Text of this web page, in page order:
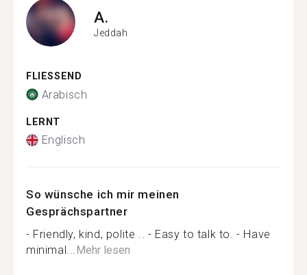
A.
Jeddah
FLIESSEND
Arabisch
LERNT
Englisch
So wünsche ich mir meinen
Gesprächspartner
- Friendly, kind, polite .. - Easy to talk to. - Have
minimal...Mehr lesen